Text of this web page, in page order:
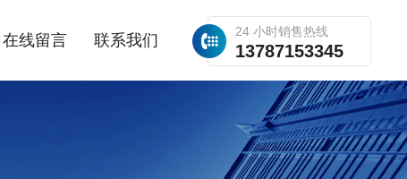
24 小时销售热线
13787153345
在线留言 联系我们